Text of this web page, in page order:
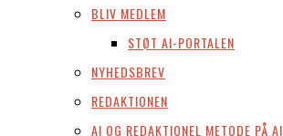
BLIV MEDLEM
STØT AI-PORTALEN
NYHEDSBREV
REDAKTIONEN
AI OG REDAKTIONEL METODE PÅ AI